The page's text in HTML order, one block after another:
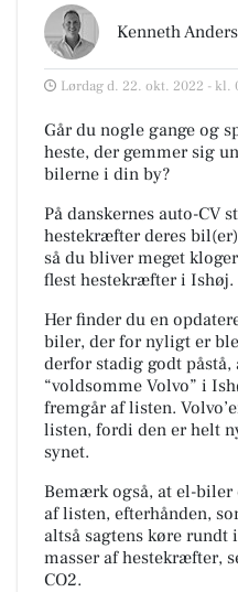
Kenneth
Lørdag d. 22. okt. 2022 - kl.
Går du nogle gange og
heste, der gemmer sig
bilerne i din by?
På danskernes auto-CV
hestekræfter deres
så du bliver meget
flest hestekræfter i Ishøj.
Her finder du en
biler, der for nyligt er
derfor stadig godt påstå,
“voldsomme Volvo” i
fremgår af listen.
listen, fordi den er helt
synet.
Bemærk også, at el-biler
af listen, efterhånden,
altså sagtens køre rundt
masser af hestekræfter,
CO2.